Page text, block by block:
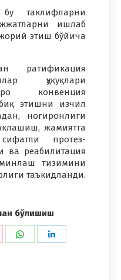
таклифларни
ишлаб
этиш бўйича
ратификация
ҳуқуқлари
конвенция
этишни изчил
ногиронлиги
жамиятга
протез-
ва реабилитация
тизимини
таъкидланди.
бўлишиш
Share